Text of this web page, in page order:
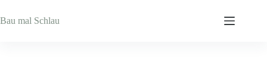
Inhalt
springen
Bau mal Schlau